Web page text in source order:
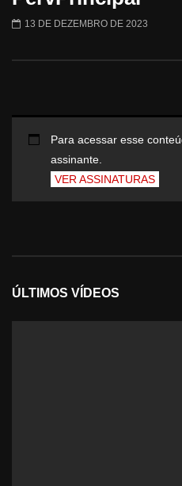
13 DE DEZEMBRO DE 2023
Para acessar esse
assinante.
VER ASSINATURAS
ÚLTIMOS VÍDEOS